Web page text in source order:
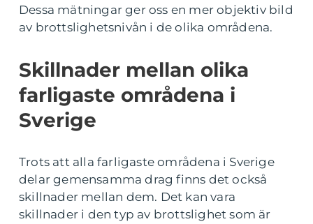
Dessa mätningar ger oss en mer objektiv bild
av brottslighetsnivån i de olika områdena.
Skillnader mellan olika
farligaste områdena i
Sverige
Trots att alla farligaste områdena i Sverige
delar gemensamma drag finns det också
skillnader mellan dem. Det kan vara
skillnader i den typ av brottslighet som är